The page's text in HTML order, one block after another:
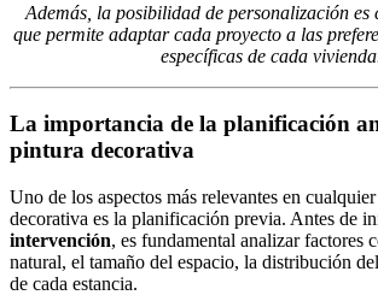
Además, la posibilidad de personalización es
que permite adaptar cada proyecto a las
específicas de cada
La importancia de la planificación
pintura decorativa
Uno de los aspectos más relevantes en
decorativa es la planificación previa. Antes de
intervención, es fundamental analizar factores
natural, el tamaño del espacio, la distribución
de cada estancia.